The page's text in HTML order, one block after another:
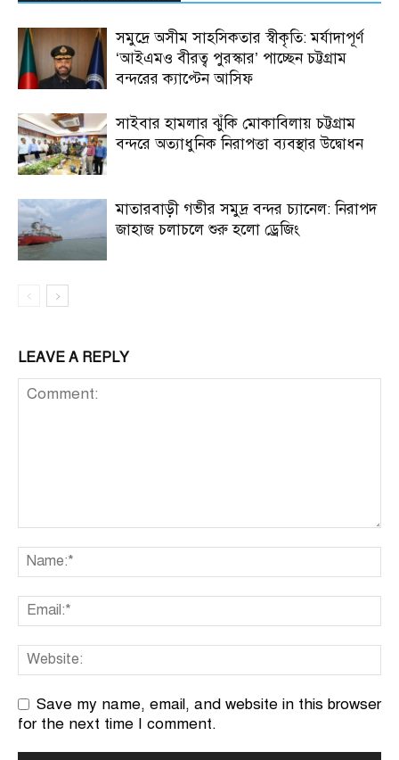
সমুদ্রে অসীম সাহসিকতার স্বীকৃতি: মর্যাদাপূর্ণ
‘আইএমও বীরত্ব পুরস্কার’ পাচ্ছেন চট্টগ্রাম
বন্দরের ক্যাপ্টেন আসিফ
সাইবার হামলার ঝুঁকি মোকাবিলায় চট্টগ্রাম
বন্দরে অত্যাধুনিক নিরাপত্তা ব্যবস্থার উদ্বোধন
মাতারবাড়ী গভীর সমুদ্র বন্দর চ্যানেল: নিরাপদ
জাহাজ চলাচলে শুরু হলো ড্রেজিং
LEAVE A REPLY
Save my name, email, and website in this browser
for the next time I comment.